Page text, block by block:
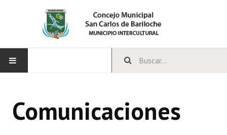
CONCEJO
Comunicaciones